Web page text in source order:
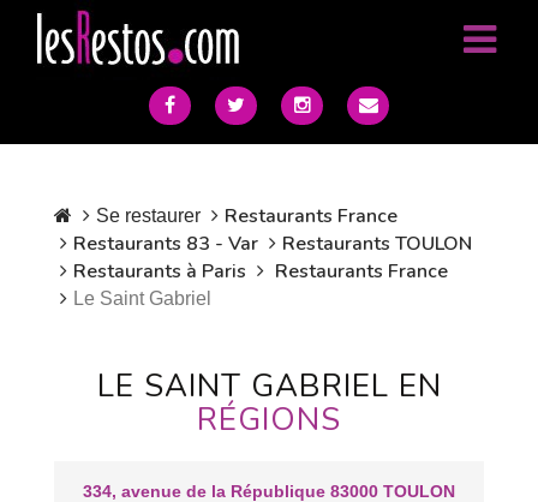
Se restaurer
Restaurants France
Restaurants 83 - Var
Restaurants TOULON
Restaurants à Paris
Restaurants France
Le Saint Gabriel
LE SAINT GABRIEL EN
RÉGIONS
334, avenue de la République 83000 TOULON